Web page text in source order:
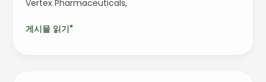
들
Vertex Pharmaceuticals,
의
자
게시물 읽기"